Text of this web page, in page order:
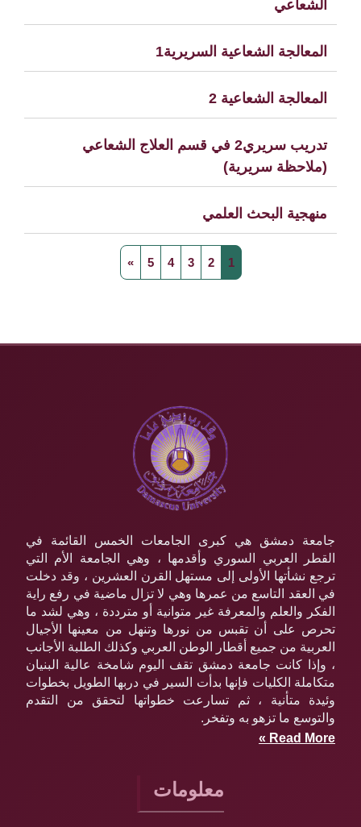
الشعاعي
المعالجة الشعاعية السريرية1
المعالجة الشعاعية 2
تدريب سريري2 في قسم العلاج الشعاعي
(ملاحظة سريرية)
منهجية البحث العلمي
1 صفحة 1
2صفحة 2
3صفحة 3
4صفحة 4
5صفحة 5
»الصفحة التالية
جامعة دمشق هي كبرى الجامعات الخمس القائمة في
القطر العربي السوري وأقدمها ، وهي الجامعة الأم التي
ترجع نشأتها الأولى إلى مستهل القرن العشرين ، وقد دخلت
في العقد التاسع من عمرها وهي لا تزال ماضية في رفع راية
الفكر والعلم والمعرفة غير متوانية أو مترددة ، وهي لشد ما
تحرص على أن تقبس من نورها وتنهل من معينها الأجيال
العربية من جميع أقطار الوطن العربي وكذلك الطلبة الأجانب
، وإذا كانت جامعة دمشق تقف اليوم شامخة عالية البنيان
متكاملة الكليات فإنها بدأت السير في دربها الطويل بخطوات
وئيدة متأنية ، ثم تسارعت خطواتها لتحقق من التقدم
والتوسع ما تزهو به وتفخر.
Read More »
معلومات